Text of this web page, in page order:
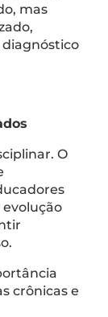
mas
O
crônicas e